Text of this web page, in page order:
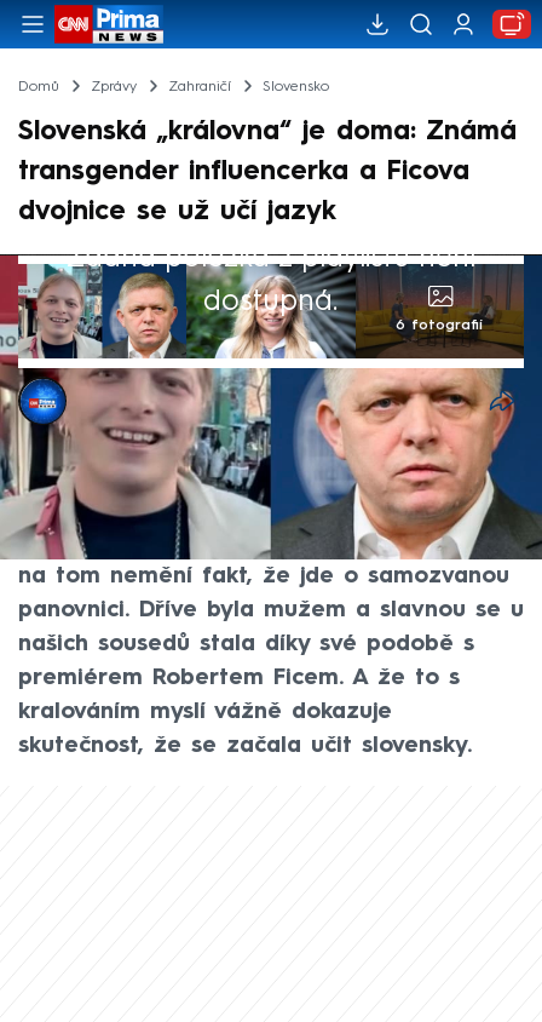
Domů Zprávy Zahraničí Slovensko
Slovenská „královna“ je doma: Známá
transgender influencerka a Ficova
dvojnice se už učí jazyk
Žádná položka z playlistu není
dostupná.
6 fotografií
Barbora Zychová
11. čvn 2026, 23:19
Slovenská „královna“, americká transgender
influencerka Gwyneth McMullenová,
dorazila na návštěvu svých poddaných. Nic
na tom nemění fakt, že jde o samozvanou
panovnici. Dříve byla mužem a slavnou se u
našich sousedů stala díky své podobě s
premiérem Robertem Ficem. A že to s
kralováním myslí vážně dokazuje
skutečnost, že se začala učit slovensky.